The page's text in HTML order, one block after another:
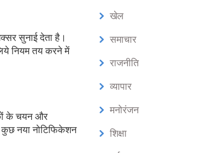
सुनाई देता है।
नियम तय करने में
के चयन और
नया नोटिफिकेशन
खेल
समाचार
राजनीति
व्यापार
मनोरंजन
शिक्षा